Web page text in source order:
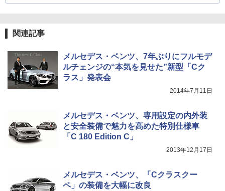
関連記事
メルセデス・ベンツ、7年ぶりにフルモデ
ルチェンジの“本気を見せた”新型「Cク
ラス」発表会
2014年7月11日
メルセデス・ベンツ、専用設定の内外装
と安全装備で魅力を高めた特別仕様車
「C 180 Edition C」
2013年12月17日
メルセデス・ベンツ、「Cクラスクー
ペ」の装備を大幅に改良